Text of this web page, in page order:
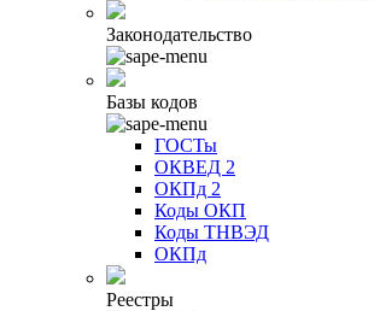
Законодательство
Базы кодов
ГОСТы
ОКВЕД 2
ОКПд 2
Коды ОКП
Коды ТНВЭД
ОКПд
Реестры